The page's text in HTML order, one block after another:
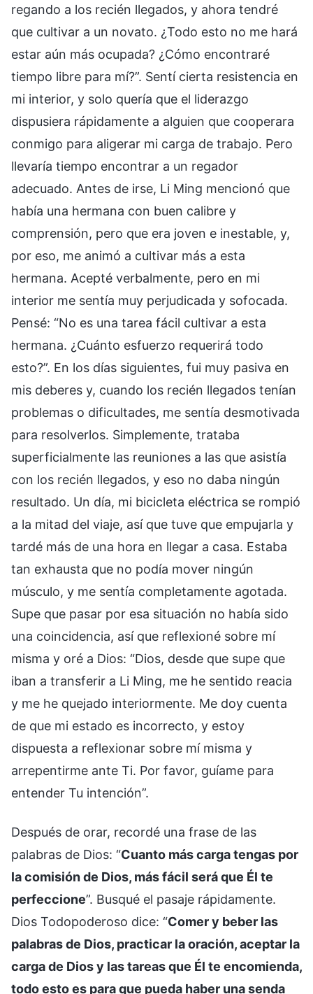
regando a los recién llegados, y ahora tendré
que cultivar a un novato. ¿Todo esto no me hará
estar aún más ocupada? ¿Cómo encontraré
tiempo libre para mí?”. Sentí cierta resistencia en
mi interior, y solo quería que el liderazgo
dispusiera rápidamente a alguien que cooperara
conmigo para aligerar mi carga de trabajo. Pero
llevaría tiempo encontrar a un regador
adecuado. Antes de irse, Li Ming mencionó que
había una hermana con buen calibre y
comprensión, pero que era joven e inestable, y,
por eso, me animó a cultivar más a esta
hermana. Acepté verbalmente, pero en mi
interior me sentía muy perjudicada y sofocada.
Pensé: “No es una tarea fácil cultivar a esta
hermana. ¿Cuánto esfuerzo requerirá todo
esto?”. En los días siguientes, fui muy pasiva en
mis deberes y, cuando los recién llegados tenían
problemas o dificultades, me sentía desmotivada
para resolverlos. Simplemente, trataba
superficialmente las reuniones a las que asistía
con los recién llegados, y eso no daba ningún
resultado. Un día, mi bicicleta eléctrica se rompió
a la mitad del viaje, así que tuve que empujarla y
tardé más de una hora en llegar a casa. Estaba
tan exhausta que no podía mover ningún
músculo, y me sentía completamente agotada.
Supe que pasar por esa situación no había sido
una coincidencia, así que reflexioné sobre mí
misma y oré a Dios: “Dios, desde que supe que
iban a transferir a Li Ming, me he sentido reacia
y me he quejado interiormente. Me doy cuenta
de que mi estado es incorrecto, y estoy
dispuesta a reflexionar sobre mí misma y
arrepentirme ante Ti. Por favor, guíame para
entender Tu intención”.
Después de orar, recordé una frase de las
palabras de Dios: “Cuanto más carga tengas por
la comisión de Dios, más fácil será que Él te
perfeccione”. Busqué el pasaje rápidamente.
Dios Todopoderoso dice: “Comer y beber las
palabras de Dios, practicar la oración, aceptar la
carga de Dios y las tareas que Él te encomienda,
todo esto es para que pueda haber una senda